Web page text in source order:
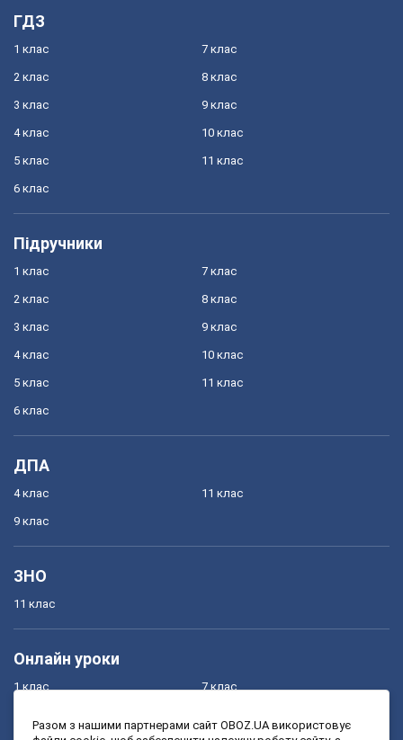
ГДЗ
1 клас
2 клас
3 клас
4 клас
5 клас
6 клас
7 клас
8 клас
9 клас
10 клас
11 клас
Підручники
1 клас
2 клас
3 клас
4 клас
5 клас
6 клас
7 клас
8 клас
9 клас
10 клас
11 клас
ДПА
4 клас
9 клас
11 клас
ЗНО
11 клас
Онлайн уроки
1 клас 7 клас
Разом з нашими партнерами сайт OBOZ.UA використовує